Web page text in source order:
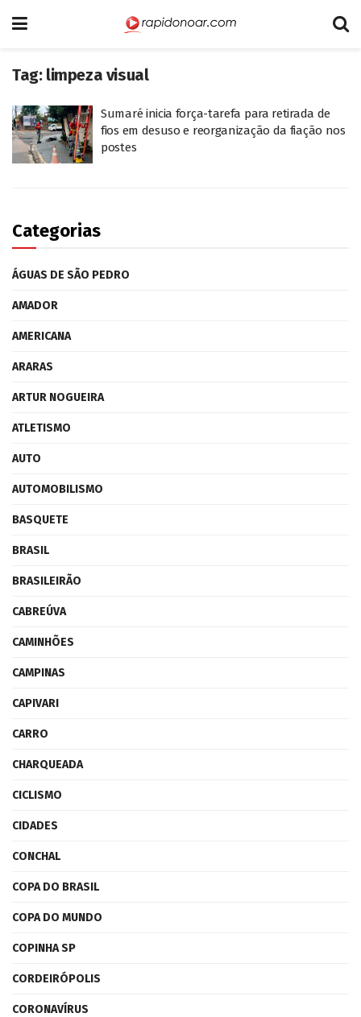
Tag: limpeza visual
Sumaré inicia força-tarefa para retirada de
fios em desuso e reorganização da fiação nos
postes
Categorias
ÁGUAS DE SÃO PEDRO
AMADOR
AMERICANA
ARARAS
ARTUR NOGUEIRA
ATLETISMO
AUTO
AUTOMOBILISMO
BASQUETE
BRASIL
BRASILEIRÃO
CABREÚVA
CAMINHÕES
CAMPINAS
CAPIVARI
CARRO
CHARQUEADA
CICLISMO
CIDADES
CONCHAL
COPA DO BRASIL
COPA DO MUNDO
COPINHA SP
CORDEIRÓPOLIS
CORONAVÍRUS